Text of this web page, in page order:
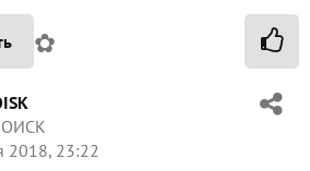
✿
2018, 23:22